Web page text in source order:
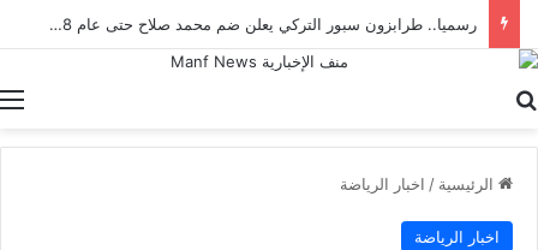
رسميا.. طرابزون سبور التركي يعلن ضم محمد صلاح حتى عام 2028
الرئيسية / اخبار الرياضة
اخبار الرياضة